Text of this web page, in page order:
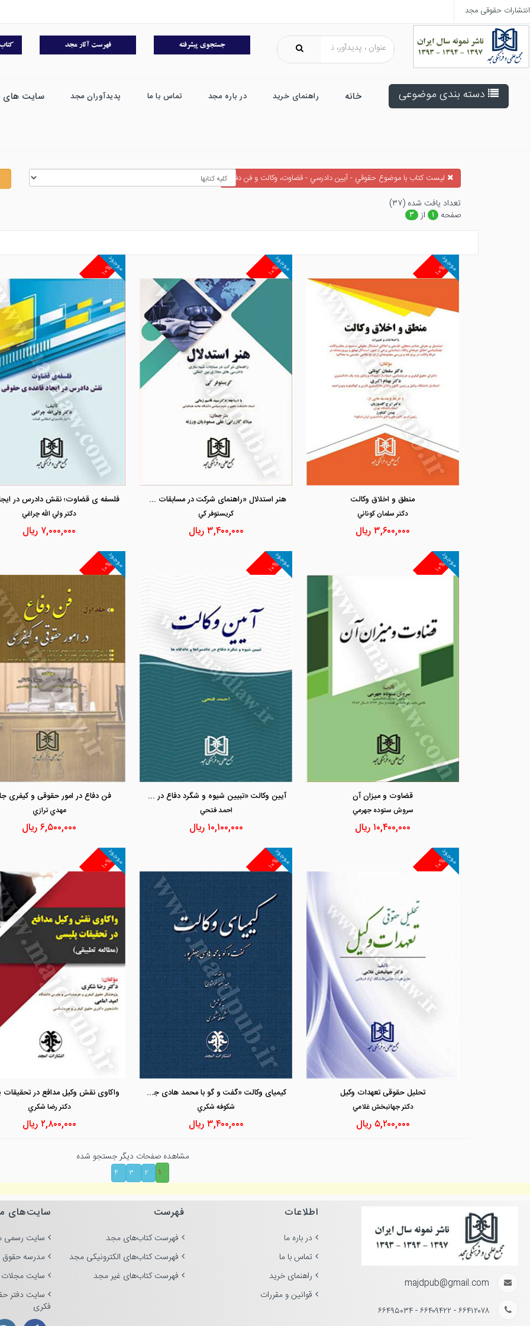
انتشارات حقوقی مجد
دسته بندی موضوعی خانه راهنمای خرید در باره مجد تماس با ما پدیدآوران مجد سایت های
ليست كتاب با موضوع حقوقي - آيين دادرسي - قضاوت، وكالت و فن دفاع
تعداد يافت شده (۳۷)
صفحه
۱ از ۳
۱۰%
موجود
منطق و اخلاق وکالت
دكتر سلمان كوناني
۳,۶۰۰,۰۰۰ریال
۱۰%
موجود
هنر استدلال «راهنمای شرکت در مسابقات شبیه سازی دادرسی های مجازی بین المللی»
كريستوفر كي
۳,۴۰۰,۰۰۰ریال
۱۰%
موجود
دكتر ولي الله چراغي
۷,۰۰۰,۰۰۰ ریال
۱۰%
موجود
مشاهده و خرید
قضاوت و میزان آن
سروش ستوده جهرمي
۱۰,۴۰۰,۰۰۰ ریال
۱۰%
موجود
آیین وکالت «تبیین شیوه و شگرد دفاع در دادسراها و دادگاهها»
احمد فتحي
۱۰,۱۰۰,۰۰۰ ریال
۱۰%
موجود
فن دفاع در امور حقوقی و کیفری
مهدي ترازي
۶,۵۰۰,۰۰۰ریال
۱۰%
موجود
تحلیل حقوقی تعهدات وکیل
دكتر جهانبخش غلامي
۵,۲۰۰,۰۰۰ ریال
۱۰%
موجود
کیمیای وکالت «گفت و گو با محمد هادی جعفر پور»
شكوفه شكري
۳,۴۰۰,۰۰۰ریال
۱۰%
موجود
دكتر رضا شكري
۲,۸۰۰,۰۰۰ریال
مشاهده صفحات دیگر جستجو شده
۱
۲ ۳ ۴
majdpub@gmail.com
۶۶۴۱۲۰۷۸ - ۶۶۴۰۹۴۲۲ - ۶۶۴۹۵۰۳۴
اطلاعات
در باره ما
تماس با ما
راهنمای خرید
قوانین و مقررات
فهرست
فهرست کتاب‌های مجد
فهرست کتاب‌های الکترونیکی مجد
فهرست کتاب‌های غیر مجد
سایت‌های
سایت رسمی
مدرسه
سایت
سایت دفتر
فکری